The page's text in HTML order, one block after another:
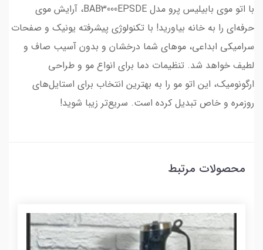
با اتو موی بابیلیس پرو مدل BAB3000EPSDE، آرایش موی
حرفه‌ای را به خانه بیاورید! با تکنولوژی پیشرفته یونیک و صفحات
سرامیکی ابداعی، موهای شما درخشان و بدون آسیب صاف و
لطیف خواهد شد. تنظیمات دما برای انواع مو و طراحی
ارگونومیک، این اتو مو را به بهترین انتخاب برای استایل‌های
روزمره و خاص تبدیل کرده است. سریع‌تر زیبا شوید!
محصولات مرتبط